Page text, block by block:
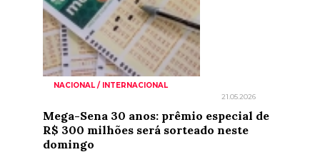
NACIONAL / INTERNACIONAL
21.05.2026
Mega-Sena 30 anos: prêmio especial de
R$ 300 milhões será sorteado neste
domingo